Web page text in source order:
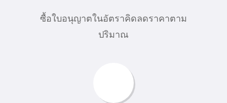
ซื้อใบอนุญาตในอัตราคิดลดราคาตาม
ปริมาณ